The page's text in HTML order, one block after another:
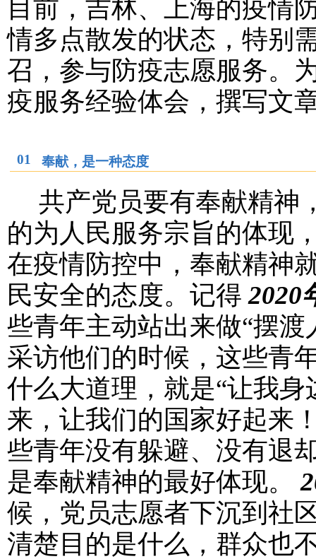
目前，吉林、上海的疫情
情多点散发的状态，特别
召，参与防疫志愿服务。
疫服务经验体会，撰写文
01 奉献，是一种态度
共产党员要有奉献精神
的为人民服务宗旨的体现
在疫情防控中，奉献精神
民安全的态度。记得2020
些青年主动站出来做“摆渡
采访他们的时候，这些青
什么大道理，就是“让我
来，让我们的国家好起来
些青年没有躲避、没有退
是奉献精神的最好体现。
候，党员志愿者下沉到社
清楚目的是什么，群众也